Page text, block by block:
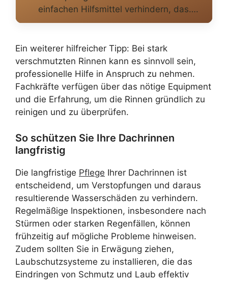
einfachen Hilfsmittel verhindern, das….
Ein weiterer hilfreicher Tipp: Bei stark
verschmutzten Rinnen kann es sinnvoll sein,
professionelle Hilfe in Anspruch zu nehmen.
Fachkräfte verfügen über das nötige Equipment
und die Erfahrung, um die Rinnen gründlich zu
reinigen und zu überprüfen.
So schützen Sie Ihre Dachrinnen
langfristig
Die langfristige Pflege Ihrer Dachrinnen ist
entscheidend, um Verstopfungen und daraus
resultierende Wasserschäden zu verhindern.
Regelmäßige Inspektionen, insbesondere nach
Stürmen oder starken Regenfällen, können
frühzeitig auf mögliche Probleme hinweisen.
Zudem sollten Sie in Erwägung ziehen,
Laubschutzsysteme zu installieren, die das
Eindringen von Schmutz und Laub effektiv